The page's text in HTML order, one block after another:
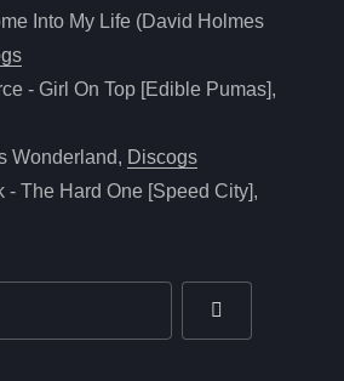
Into My Life (David Holmes
- Girl On Top [Edible Pumas],
Wonderland, Discogs
- The Hard One [Speed City],